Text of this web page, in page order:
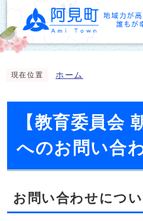
現在位置 ホーム
【教育委員会
へのお問い合
お問い合わせにつ